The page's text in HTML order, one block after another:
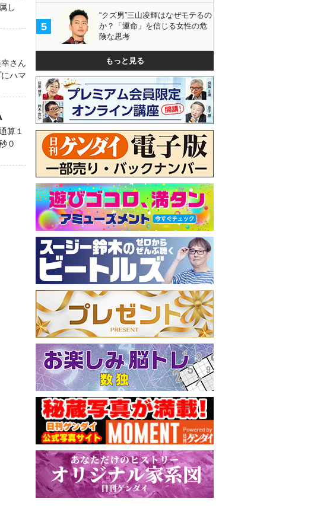
し
さん
ハマ
算１
０
5
“クズ男”三山凌輝はなぜモテるの
か？「運命」を信じる女性の危
険な思考
もっと見る